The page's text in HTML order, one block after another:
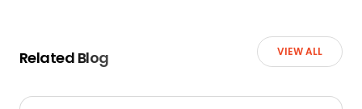
Related Blog VIEW ALL